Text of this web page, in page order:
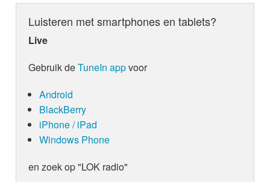
Luisteren met smartphones en tablets?
Live
Gebruik deTuneIn appvoor
Android
BlackBerry
iPhone / iPad
Windows Phone
en zoek op "LOK radio"